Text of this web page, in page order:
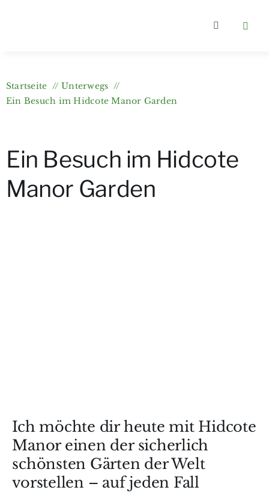
Toggle
Startseite
Unterwegs
Ein Besuch im Hidcote Manor Garden
Ein Besuch im Hidcote
Manor Garden
Ich möchte dir heute mit Hidcote
Manor einen der sicherlich
schönsten Gärten der Welt
vorstellen – auf jeden Fall